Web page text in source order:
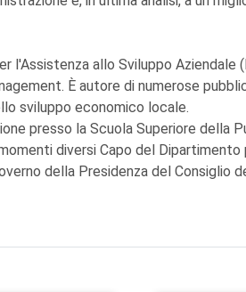
allo Sviluppo Aziendale
È autore di numerose
sviluppo economico locale.
presso la Scuola Superiore della
diversi Capo del Dipartimento
della Presidenza del Consiglio